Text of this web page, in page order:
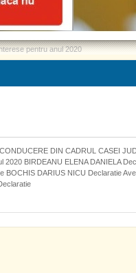
pentru anul 2020
DIN CADRUL CASEI
BIRDEANU ELENA DANIELA
BOCHIS DARIUS NICU Declaratie